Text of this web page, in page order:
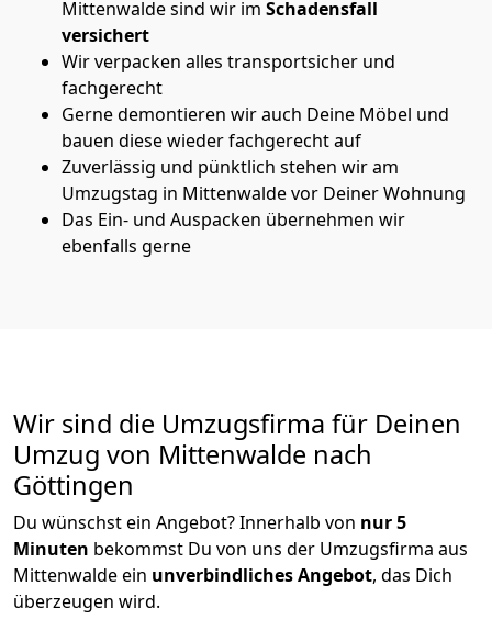
Mittenwalde sind wir im Schadensfall
versichert
Wir verpacken alles transportsicher und
fachgerecht
Gerne demontieren wir auch Deine Möbel und
bauen diese wieder fachgerecht auf
Zuverlässig und pünktlich stehen wir am
Umzugstag in Mittenwalde vor Deiner Wohnung
Das Ein- und Auspacken übernehmen wir
ebenfalls gerne
Wir sind die Umzugsfirma für Deinen
Umzug von Mittenwalde nach
Göttingen
Du wünschst ein Angebot? Innerhalb von nur 5
Minuten bekommst Du von uns der Umzugsfirma aus
Mittenwalde ein unverbindliches Angebot, das Dich
überzeugen wird.